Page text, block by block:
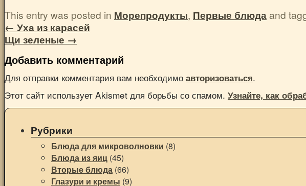
This entry was posted in Морепродукты, Первые блюда and
← Уха из карасей
Щи зеленые →
Добавить комментарий
Для отправки комментария вам необходимо авторизоваться.
Этот сайт использует Akismet для борьбы со спамом. Узнайте, как
Рубрики
Блюда для микроволновки (8)
Блюда из яиц (45)
Вторые блюда (66)
Глазури и кремы (9)